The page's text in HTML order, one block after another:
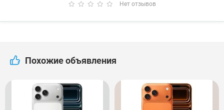
Нет отзывов
Похожие объявления